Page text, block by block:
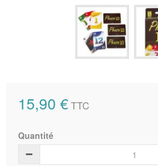
15,90 €TTC
Quantité